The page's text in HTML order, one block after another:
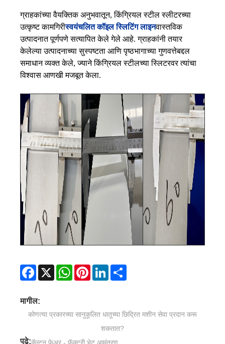
ग्राहकांच्या वैयक्तिक अनुभवातून, किंग्रियल स्टील स्लीटरच्या
उत्कृष्ट कामगिरीस्वयंचलित कॉइल स्लिटिंग लाइनवास्तविक
उत्पादनात पूर्णपणे सत्यापित केले गेले आहे. ग्राहकांनी तयार
केलेल्या उत्पादनाच्या सुस्पष्टता आणि पृष्ठभागाच्या गुणवत्तेबद्दल
समाधान व्यक्त केले, ज्याने किंग्रियल स्टीलच्या स्लिटरवर त्यांचा
विश्वास आणखी मजबूत केला.
Facebook
X WhatsAppPinterestLinkedIn
मागील:
कोणत्या प्रकारच्या सानुकूलित धातूच्या छिद्रित मशीन सेवा प्रदान करू
शकतात?
पुढे: